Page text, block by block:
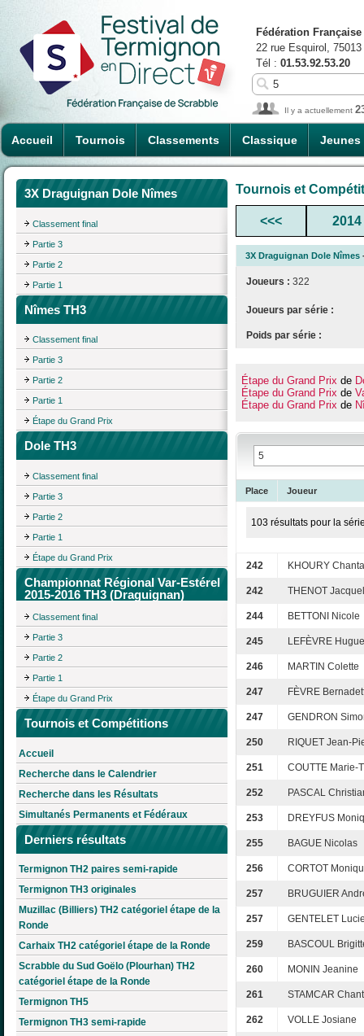
Accueil Tournois Classements Classique Jeunes
Fédération
22 rue Esquirol,
Tél : 01.53.92.53.20
Il y a actuellement
3X Draguignan Dole Nîmes
Classement final
Partie 3
Partie 2
Partie 1
Nîmes TH3
Classement final
Partie 3
Partie 2
Partie 1
Étape du Grand Prix
Dole TH3
Classement final
Partie 3
Partie 2
Partie 1
Étape du Grand Prix
Championnat Régional Var-Estérel
2015-2016 TH3 (Draguignan)
Classement final
Partie 3
Partie 2
Partie 1
Étape du Grand Prix
Tournois et Compétitions
Accueil
Recherche dans le Calendrier
Recherche dans les Résultats
Simultanés Permanents et Fédéraux
Derniers résultats
Termignon TH2 paires semi-rapide
Termignon TH3 originales
Muzillac (Billiers) TH2 catégoriel étape de la
Ronde
Carhaix TH2 catégoriel étape de la Ronde
Scrabble du Sud Goëlo (Plourhan) TH2
catégoriel étape de la Ronde
Termignon TH5
Termignon TH3 semi-rapide
Tournois et
<<< 2014
3X Draguignan Dole Nîmes
Joueurs : 322
Joueurs par série :
Poids par série :
Étape du Grand Prix de
Étape du Grand Prix de
Étape du Grand Prix de
Place Joueur
103 résultats pour la
242 KHOURY
242 THENOT
244 BETTONI Nicole
245 LEFÈVRE
246 MARTIN Colette
247 FÈVRE
247 GENDRON
250 RIQUET Jean-
251 COUTTE Marie-
252 PASCAL
253 DREYFUS
255 BAGUE Nicolas
256 CORTOT
257 BRUGUIER
257 GENTELET
259 BASCOUL
260 MONIN Jeanine
261 STAMCAR
262 VOLLE Josiane